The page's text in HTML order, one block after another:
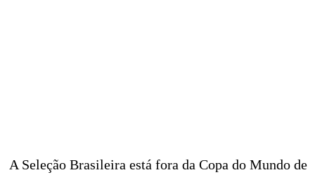
A Seleção Brasileira está fora da Copa do Mundo de